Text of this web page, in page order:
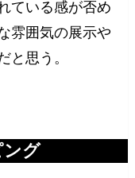
ている感が否め
雰囲気の展示や
と思う。
ング